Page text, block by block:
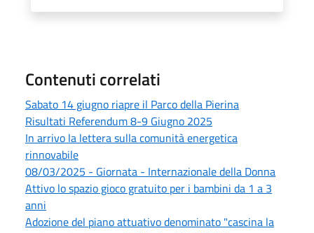
Contenuti correlati
Sabato 14 giugno riapre il Parco della Pierina
Risultati Referendum 8-9 Giugno 2025
In arrivo la lettera sulla comunità energetica
rinnovabile
08/03/2025 - Giornata - Internazionale della Donna
Attivo lo spazio gioco gratuito per i bambini da 1 a 3
anni
Adozione del piano attuativo denominato "cascina la